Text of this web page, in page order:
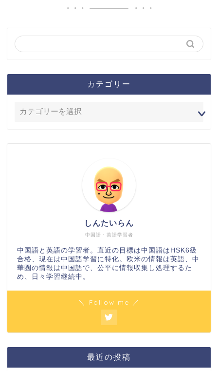
カテゴリー
中国語・英語学習者
しんたいらん
中国語と英語の学習者。直近の目標は中国語はHSK6級
合格、現在は中国語学習に特化。欧米の情報は英語、中
華圏の情報は中国語で、公平に情報収集し処理するた
め、日々学習継続中。
＼ Follow me ／
最近の投稿